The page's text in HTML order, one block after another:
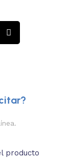
producto